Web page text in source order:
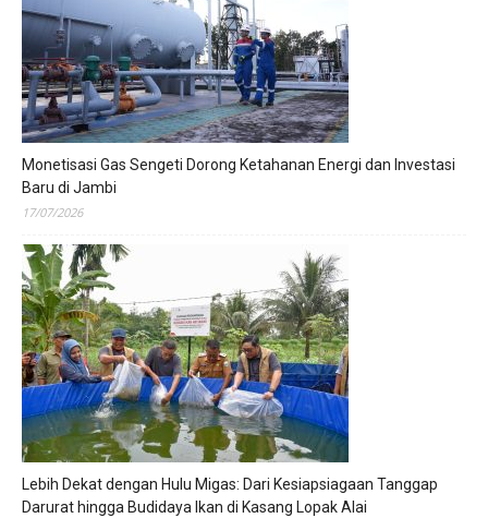
Monetisasi Gas Sengeti Dorong Ketahanan Energi dan Investasi
Baru di Jambi
17/07/2026
Lebih Dekat dengan Hulu Migas: Dari Kesiapsiagaan Tanggap
Darurat hingga Budidaya Ikan di Kasang Lopak Alai